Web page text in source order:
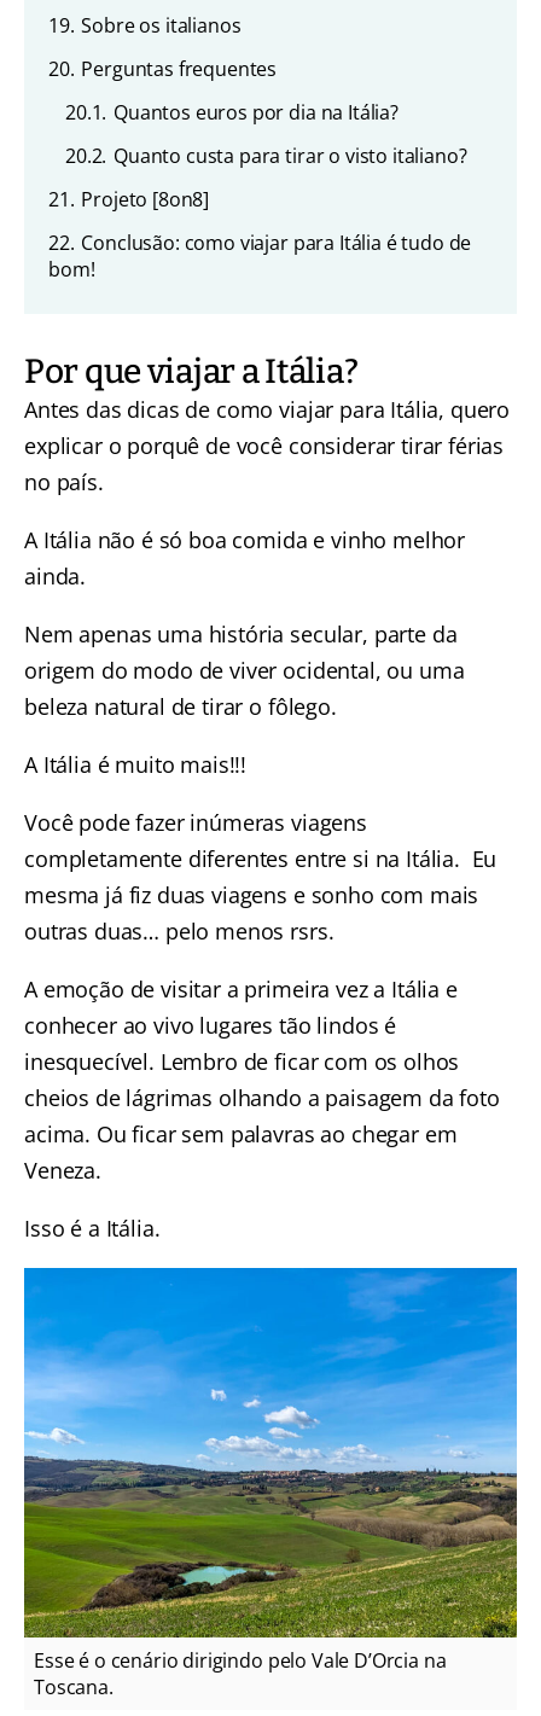
19. Sobre os italianos
20. Perguntas frequentes
20.1. Quantos euros por dia na Itália?
20.2. Quanto custa para tirar o visto italiano?
21. Projeto [8on8]
22. Conclusão: como viajar para Itália é tudo de
bom!
Por que viajar a Itália?
Antes das dicas de como viajar para Itália, quero
explicar o porquê de você considerar tirar férias
no país.
A Itália não é só boa comida e vinho melhor
ainda.
Nem apenas uma história secular, parte da
origem do modo de viver ocidental, ou uma
beleza natural de tirar o fôlego.
A Itália é muito mais!!!
Você pode fazer inúmeras viagens
completamente diferentes entre si na Itália. Eu
mesma já fiz duas viagens e sonho com mais
outras duas… pelo menos rsrs.
A emoção de visitar a primeira vez a Itália e
conhecer ao vivo lugares tão lindos é
inesquecível. Lembro de ficar com os olhos
cheios de lágrimas olhando a paisagem da foto
acima. Ou ficar sem palavras ao chegar em
Veneza.
Isso é a Itália.
Esse é o cenário dirigindo pelo Vale D’Orcia na
Toscana.